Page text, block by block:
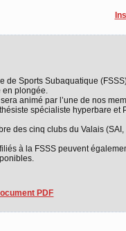
de Sports Subaquatique
en plongée.
animé par l’une de nos
spécialiste hyperbare
des cinq clubs du Valais
à la FSSS peuvent
PDF